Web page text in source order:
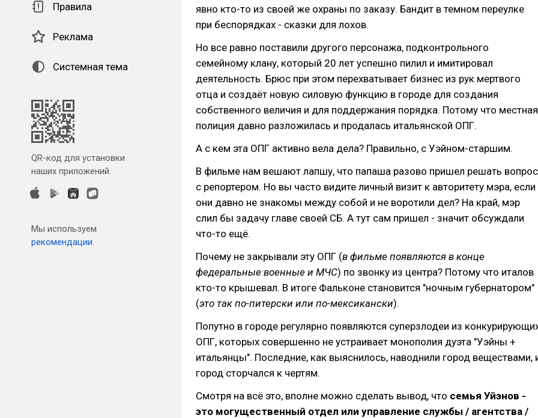
Правила
Реклама
Системная тема
QR-код для установки
наших приложений.
Мы используем
рекомендации.
явно кто-то из своей же охраны по заказу. Бандит в темном переулке
при беспорядках - сказки для лохов.
Но все равно поставили другого персонажа, подконтрольного
семейному клану, который 20 лет успешно пилил и имитировал
деятельность. Брюс при этом перехватывает бизнес из рук мертвого
отца и создаёт новую силовую функцию в городе для создания
собственного величия и для поддержания порядка. Потому что местная
полиция давно разложилась и продалась итальянской ОПГ.
А с кем эта ОПГ активно вела дела? Правильно, с Уэйном-старшим.
В фильме нам вешают лапшу, что папаша разово пришел решать вопрос
с репортером. Но вы часто видите личный визит к авторитету мэра, если
они давно не знакомы между собой и не воротили дел? На край, мэр
слил бы задачу главе своей СБ. А тут сам пришел - значит обсуждали
что-то ещё.
Почему не закрывали эту ОПГ (в фильме появляются в конце
федеральные военные и МЧС) по звонку из центра? Потому что италов
кто-то крышевал. В итоге Фальконе становится "ночным губернатором"
(это так по-питерски или по-мексикански).
Попутно в городе регулярно появляются суперзлодеи из
ОПГ, которых совершенно не устраивает монополия дуэта "Уэйны +
итальянцы". Последние, как выяснилось, наводнили город веществами,
город сторчался к чертям.
Смотря на всё это, вполне можно сделать вывод, что семья Уйэнов -
это могущественный отдел или управление службы / агентства /